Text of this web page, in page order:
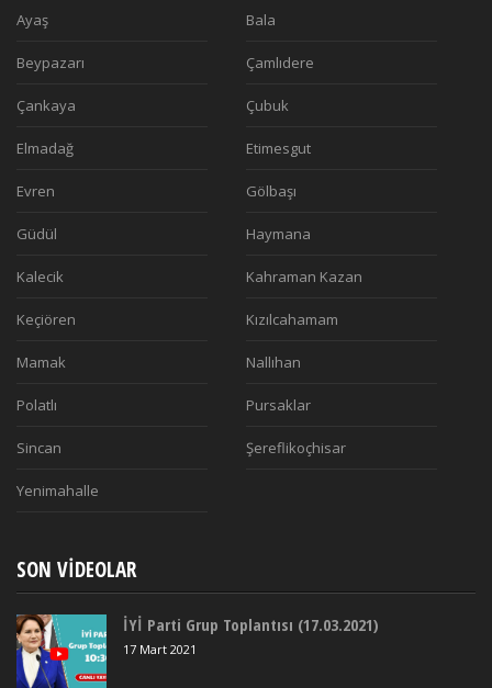
Ayaş Bala
Beypazarı Çamlıdere
Çankaya Çubuk
Elmadağ Etimesgut
Evren Gölbaşı
Güdül Haymana
Kalecik Kahraman Kazan
Keçiören Kızılcahamam
Mamak Nallıhan
Polatlı Pursaklar
Sincan Şereflikoçhisar
Yenimahalle
SON VIDEOLAR
İYİ Parti Grup Toplantısı (17.03.2021)
17 Mart 2021